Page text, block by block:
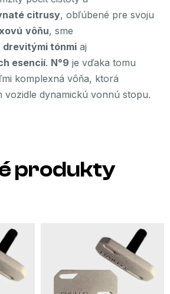
citrusy, obľúbené pre svoju
vôňu, sme
drevitými tónmi aj
esencií. N°9 je vďaka tomu
komplexná vôňa, ktorá
vozidle dynamickú vonnú stopu.
produkty